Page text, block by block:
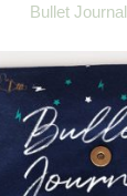
Bullet Journal